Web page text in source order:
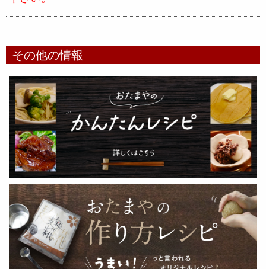
その他の情報